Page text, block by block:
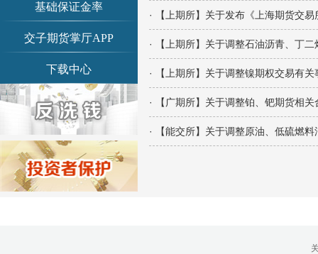
基础保证金率
交子期货掌厅APP
下载中心
· 【上期所】关于发布《上海期货交
· 【上期所】关于调整石油沥青、丁
· 【上期所】关于调整镍期权交易有关
· 【广期所】关于调整铂、钯期货相
· 【能交所】关于调整原油、低硫燃
青岛营业部：0532-83101951、
0532-83101962
天津营业部：022-58812601，022-
58812610
绵阳营业部：0816-2238660，0816-
2220588
济南分公司：0531-86123236，
0531-86123618
重庆营业部：023-63799091，023-
63799310